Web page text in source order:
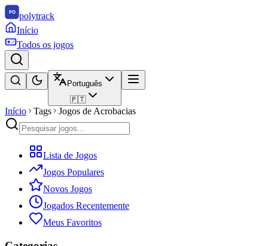
polytrack
Início
Todos os jogos
Português
🇵🇹
Início Tags Jogos de Acrobacias
Lista de Jogos
Jogos Populares
Novos Jogos
Jogados Recentemente
Meus Favoritos